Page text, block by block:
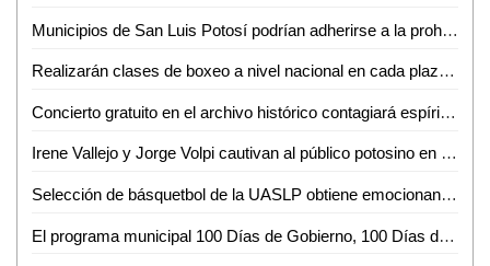
Municipios de San Luis Potosí podrían adherirse a la prohibición de venta de pirotecnia el próximo año
Realizarán clases de boxeo a nivel nacional en cada plaza del país: Sheinbaum
Concierto gratuito en el archivo histórico contagiará espíritu navideño
Irene Vallejo y Jorge Volpi cautivan al público potosino en el XVII Festival Internacional Letras en San Luis
Selección de básquetbol de la UASLP obtiene emocionante triunfo en la Liga ABE México
El programa municipal 100 Días de Gobierno, 100 Días de Talacha, llegó a su jornada número 55 en la Colonia El Sauzalito